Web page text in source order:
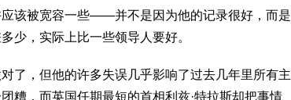
该被宽容一些——并不是因为他的记录很好，而是
少，实际上比一些领导人要好。
，但他的许多失误几乎影响了过去几年里所有主
糟，而英国任期最短的首相利兹·特拉斯却把事情